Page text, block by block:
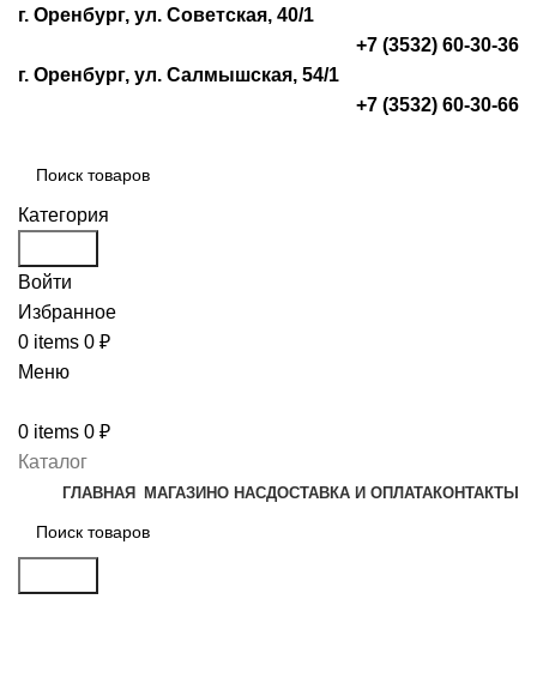
г. Оренбург, ул. Советская, 40/1
+7 (3532) 60-30-36
г. Оренбург, ул. Салмышская, 54/1
+7 (3532) 60-30-66
Категория
Войти
Избранное
0 items 0 ₽
Меню
0 items 0 ₽
Каталог
ГЛАВНАЯ МАГАЗИНО НАСДОСТАВКА И ОПЛАТАКОНТАКТЫ